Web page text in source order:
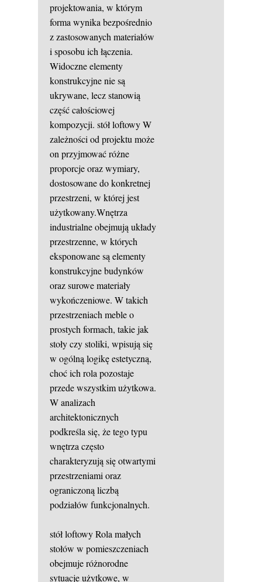
projektowania, w którym
forma wynika bezpośrednio
z zastosowanych materiałów
i sposobu ich łączenia.
Widoczne elementy
konstrukcyjne nie są
ukrywane, lecz stanowią
część całościowej
kompozycji. stół loftowyW
zależności od projektu może
on przyjmować różne
proporcje oraz wymiary,
dostosowane do konkretnej
przestrzeni, w której jest
użytkowany.Wnętrza
industrialne obejmują układy
przestrzenne, w których
eksponowane są elementy
konstrukcyjne budynków
oraz surowe materiały
wykończeniowe. W takich
przestrzeniach meble o
prostych formach, takie jak
stoły czy stoliki, wpisują się
w ogólną logikę estetyczną,
choć ich rola pozostaje
przede wszystkim użytkowa.
W analizach
architektonicznych
podkreśla się, że tego typu
wnętrza często
charakteryzują się otwartymi
przestrzeniami oraz
ograniczoną liczbą
podziałów funkcjonalnych.
stół loftowyRola małych
stołów w pomieszczeniach
obejmuje różnorodne
sytuacje użytkowe, w